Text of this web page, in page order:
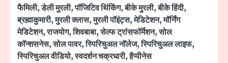
फैमिली,डेली मुरली,पॉजिटिव थिंकिंग,बीके मुरली,बीके हिंदी,
ब्रह्माकुमारी,मुरली क्लास,मुरली पॉइंट्स,मेडिटेशन,मॉर्निंग
मेडिटेशन,राजयोग,शिवबाबा,सेल्फ ट्रांसफॉर्मेशन,सोल
कॉन्शसनेस,सोल पावर,स्पिरिचुअल नॉलेज,स्पिरिचुअल लाइफ,
स्पिरिचुअल वीडियो,स्वदर्शन चक्रधारी,हैप्पीनेस